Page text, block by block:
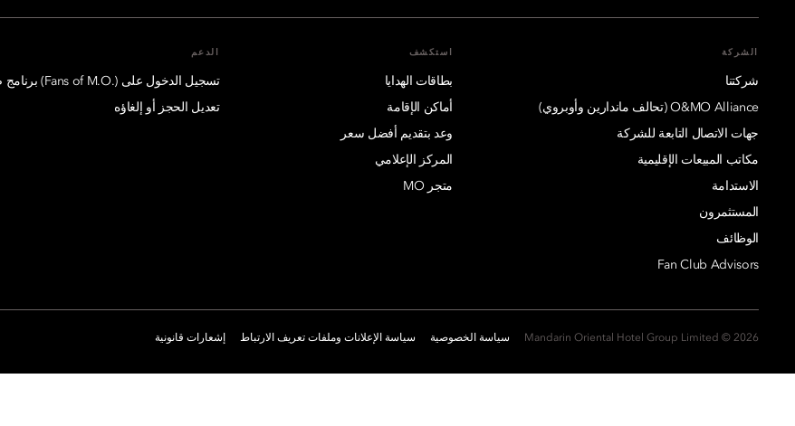
الشركة
شركتنا
O&MO Alliance (تحالف ماندارين وأوبروي)
جهات الاتصال التابعة للشركة
مكاتب المبيعات الإقليمية
الاستدامة
المستثمرون
الوظائف
Fan Club Advisors
استكشف
بطاقات الهدايا
أماكن الإقامة
وعد بتقديم أفضل سعر
المركز الإعلامي
متجر MO
الدعم
تسجيل الدخول على (.Fans of M.O) برنامج ضيوف درجة الإمتياز
تعديل الحجز أو إلغاؤه
2026 © Mandarin Oriental Hotel Group Limited سياسة الخصوصية سياسة الإعلانات وملفات تعريف الارتباط إشعارات قانونية